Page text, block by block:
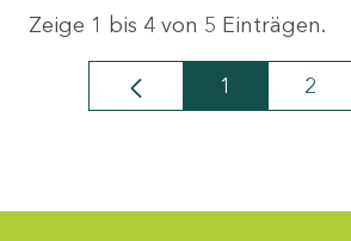
Zeige 1 bis 4 von 5 Einträgen.
Seite
1 Seite
2